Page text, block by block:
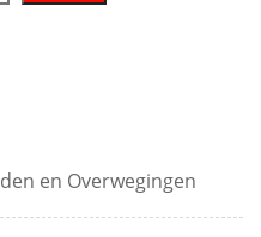
en Overwegingen